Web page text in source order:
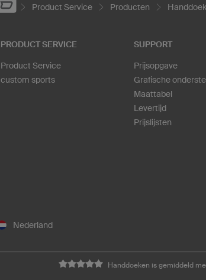
Product Service Producten
PRODUCT SERVICE
Product Service
custom sports
SUPPORT
Prijsopgave
Grafische
Maattabel
Levertijd
Prijslijsten
Nederland
Handdoeken is gemiddeld